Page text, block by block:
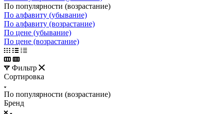
По популярности (возрастание)
По алфавиту (убывание)
По алфавиту (возрастание)
По цене (убывание)
По цене (возрастание)
Фильтр
Сортировка
По популярности (возрастание)
Бренд